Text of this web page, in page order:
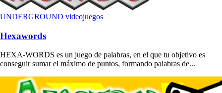
UNDERGROUND videojuegos
Hexawords
HEXA-WORDS es un juego de palabras, en el que tu objetivo es
conseguir sumar el máximo de puntos, formando palabras de...